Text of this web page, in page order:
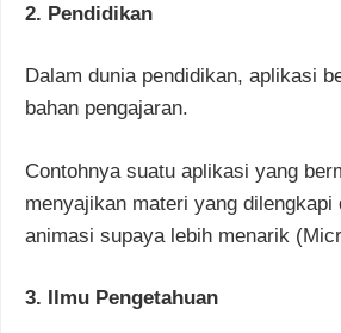
2. Pendidikan
Dalam dunia pendidikan, aplikasi
bahan pengajaran.
Contohnya suatu aplikasi yang
menyajikan materi yang dilengkapi
animasi supaya lebih menarik
3. Ilmu Pengetahuan